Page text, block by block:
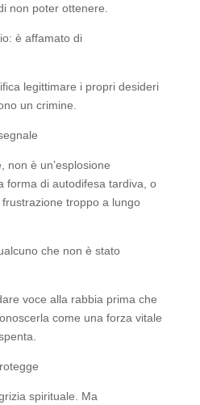
non poter ottenere.
è affamato di
legittimare i propri desideri
un crimine.
non è un’esplosione
forma di autodifesa tardiva, o
troppo a lungo
che non è stato
voce alla rabbia prima che
come una forza vitale
spirituale. Ma